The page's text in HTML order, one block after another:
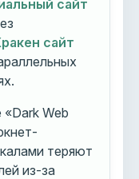
сайт
сайт
«Dark Web
теряют
из-за